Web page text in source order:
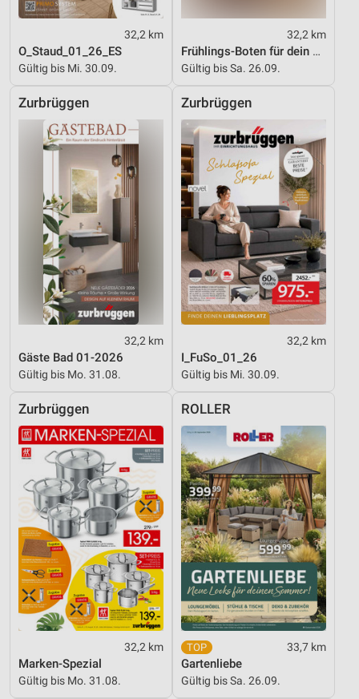
32,2 km
O_Staud_01_26_ES
Gültig bis Mi. 30.09.
32,2 km
Frühlings-Boten für dein Zuhause
Gültig bis Sa. 26.09.
Zurbrüggen
32,2 km
Gäste Bad 01-2026
Gültig bis Mo. 31.08.
Zurbrüggen
32,2 km
I_FuSo_01_26
Gültig bis Mi. 30.09.
Zurbrüggen
32,2 km
Marken-Spezial
Gültig bis Mo. 31.08.
ROLLER
33,7 km
Gartenliebe
Gültig bis Sa. 26.09.